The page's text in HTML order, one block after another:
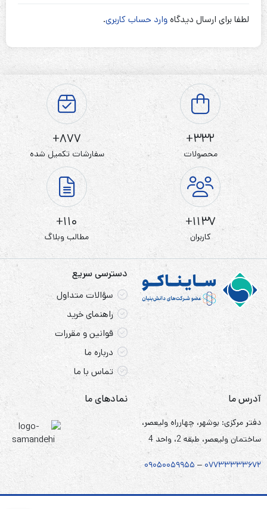
لطفا برای ارسال دیدگاهوارد حساب کاربری.
332+
محصولات
877+
سفارشات تکمیل شده
1137+
کاربران
110+
مطالب وبلاگ
دسترسی سریع
سؤالات متداول
راهنمای خرید
قوانین و مقررات
درباره ما
تماس با ما
آدرس ما
دفتر مرکزی: بوشهر، چهارراه ولیعصر،
ساختمان ولیعصر، طبقه 2، واحد 4
۰۷۷۳۳۳۳۳۶۷۲ – ۰۹۰۵۰۰۵۹۹۵۵
نمادهای ما